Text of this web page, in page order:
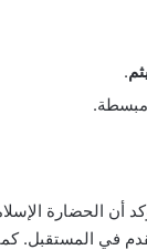
.
مبسطة.
أن الحضارة
في المستقبل.